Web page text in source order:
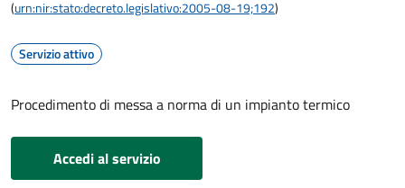
(urn:nir:stato:decreto.legislativo:2005-08-19;192)
Servizio attivo
Procedimento di messa a norma di un impianto termico
Accedi al servizio